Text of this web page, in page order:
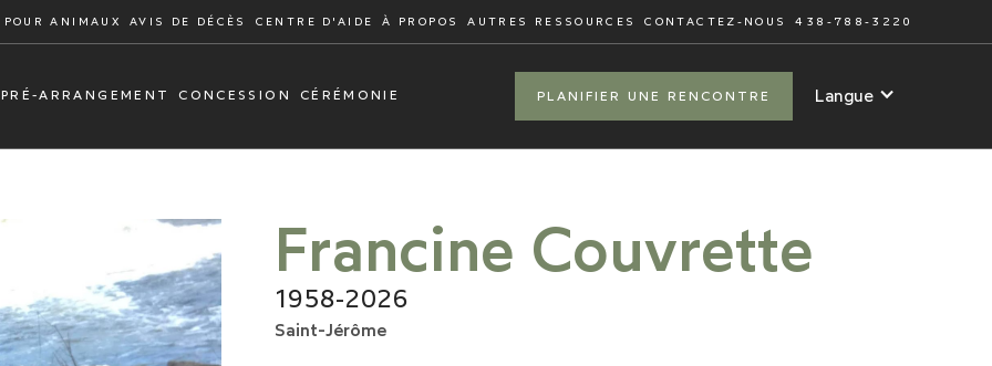
ANIMAUX AVIS DE DÉCÈS CENTRE D'AIDE À PROPOS AUTRES RESSOURCES CONTACTEZ-NOUS 438-788-3220
PRÉ-ARRANGEMENT CONCESSION CÉRÉMONIE PLANIFIER UNE RENCONTRE Langue
Francine Couvrette
1958-2026
Saint-Jérôme